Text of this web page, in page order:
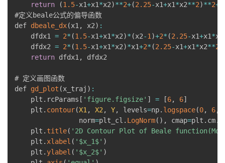
return
(1.5-x1+x1*x2)**2+(2.25-x1+x1*x2**2)**2+
#定义beale公式的偏导函数
def dbeale_dx(x1 , x2) :
    dfdx1
= 2* (1.5-x1+x1*x2)* (x2-1 )+2* (2.25-x1+x1*x2
    dfdx2
= 2* (1.5-x1+x1*x2)*x1+2* (2.25-x1+x1*x2**2
return dfdx1 ,
dfdx2
# 定义画图函数
def gd_plot (x_traj ) :
    plt
. rcParams [ 'figure.figsize' ] = [6, 6]
    plt
. contour(X1 , X2 , Y, levels=np. logspace(0, 6,
                norm
=plt_cl . LogNorm( ) , cmap=plt . cm.
    plt
. title( '2D Contour Plot of Beale
    plt
. xlabel ( '$x_1$' )
    plt
. ylabel ( '$x_2$' )